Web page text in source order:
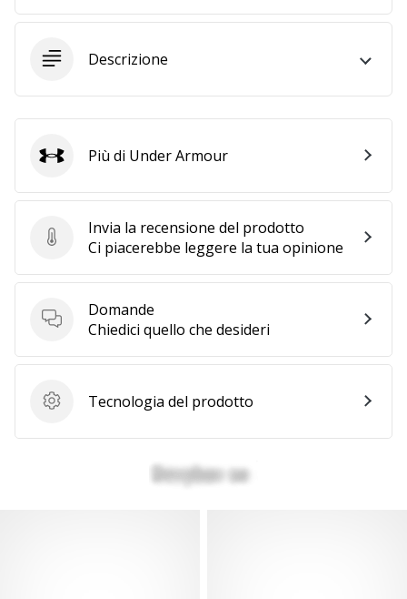
Descrizione
Invia la recensione del prodotto
Invia la recensione del prodotto
Ci piacerebbe leggere la tua opinione
Domande
Domande
Chiedici quello che desideri
Tecnologia del prodotto
Tecnologia del prodotto
Under Armour
Più di Under Armour